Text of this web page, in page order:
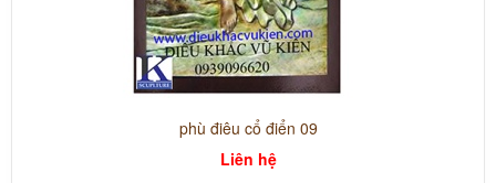
phù điêu cổ điển 09
Liên hệ